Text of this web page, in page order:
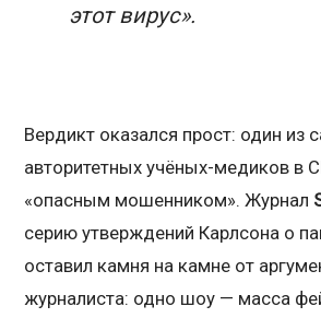
этот вирус».
Вердикт оказался прост: один из
авторитетных учёных-медиков в
«опасным мошенником». Журнал
серию утверждений Карлсона о
оставил камня на камне от
журналиста: одно шоу — масса